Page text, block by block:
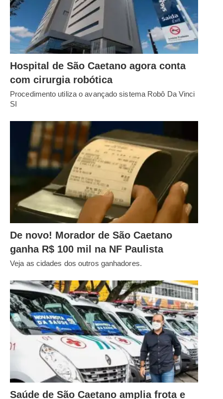
Hospital de São Caetano agora conta
com cirurgia robótica
Procedimento utiliza o avançado sistema Robô Da Vinci
SI
De novo! Morador de São Caetano
ganha R$ 100 mil na NF Paulista
Veja as cidades dos outros ganhadores.
Saúde de São Caetano amplia frota e